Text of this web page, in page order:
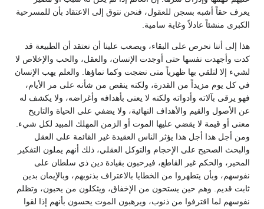
يعرف حقاً أشبه بسجن للعقول، فنحن نتوق إلى الاعتقاد بأن للمسرحية
الكبرى منشئاً عادلاً وغاية سامية.
هذا إلى أننا نحرص على البقاء، ويصعب علينا أن نعتقد أن الطبيعة قد
كدت وأجهدت نفسها حتى أوجدت الإنسان، والعقل، والحب والإخلاص لا
لشيء إلا لتلقي بها ظهرياً متى نضجت وكما نماؤها. والعلم يهب الإنسان
في كل يوم مزيداً من القدرة، ولكنه ينقص من شأنه على مر الأيام،
فهو يرقى بآلاته وأدواته ولكنه لا يعنى بأهدافه وأغراضه، ولا يكشف له
عن الأصول والقيم والأهداف النهائية، ولا يضفي على الحياة والتاريخ
معنى أو قيمة لا يقضي عليها الموت أو الزمن المهلك المبيد لكل شيء.
ومن أجل هذا أجل هذا يؤثر الناس العقيدة غير القائمة على العقل
والبحث الصحيح على الإحجام والتوكل العقلي، ذلك أنهم يملون التفكير
المحير، والحكم غير القاطع، فيرحبون بقيادة دين ذي سلطان على
نفوسهم، وبأن يتطهروا من الخطايا بالاعتراف بذنوبهم، وبالإيمان بدين
ثابت قديم. وهم حين يستحون من الإخفاق، ويثكلون من يحبون، وتظلم
نفوسهم لما اقترفوا من ذنوب، ويرهبون الموت يحسون بأنهم إذا لقوا